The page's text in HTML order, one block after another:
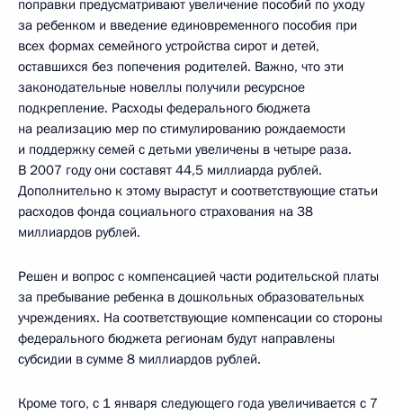
поправки предусматривают увеличение пособий по уходу
за ребенком и введение единовременного пособия при
всех формах семейного устройства сирот и детей,
оставшихся без попечения родителей. Важно, что эти
законодательные новеллы получили ресурсное
подкрепление. Расходы федерального бюджета
на реализацию мер по стимулированию рождаемости
и поддержку семей с детьми увеличены в четыре раза.
В 2007 году они составят 44,5 миллиарда рублей.
Дополнительно к этому вырастут и соответствующие статьи
расходов фонда социального страхования на 38
миллиардов рублей.
Решен и вопрос с компенсацией части родительской платы
за пребывание ребенка в дошкольных образовательных
учреждениях. На соответствующие компенсации со стороны
федерального бюджета регионам будут направлены
субсидии в сумме 8 миллиардов рублей.
Кроме того, с 1 января следующего года увеличивается с 7